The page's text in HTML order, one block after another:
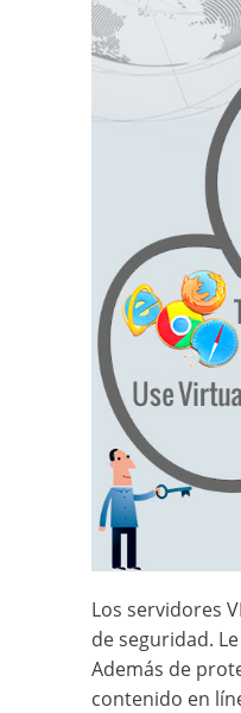
Los servidores
de seguridad.
Además de
contenido en